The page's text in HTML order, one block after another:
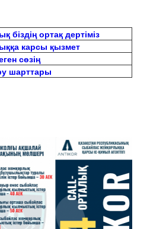
ортақ дертіміз
карсы қызмет
сөзің
шарттары